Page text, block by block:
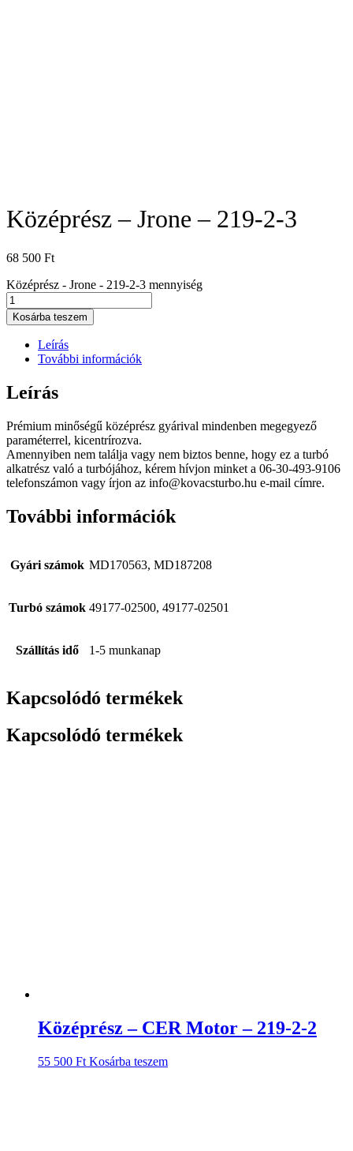
Középrész – Jrone – 219-2-3
68 500 Ft
Középrész - Jrone - 219-2-3 mennyiség
Kosárba teszem
Leírás
További információk
Leírás
Prémium minőségű középrész gyárival mindenben megegyező
paraméterrel, kicentrírozva.
Amennyiben nem találja vagy nem biztos benne, hogy ez a turbó
alkatrész való a turbójához, kérem hívjon minket a 06-30-493-9106
telefonszámon vagy írjon az info@kovacsturbo.hu e-mail címre.
További információk
Gyári számok MD170563, MD187208
Turbó számok 49177-02500, 49177-02501
Szállítás idő 1-5 munkanap
Kapcsolódó termékek
Kapcsolódó termékek
Középrész – CER Motor – 219-2-2
55 500 Ft Kosárba teszem